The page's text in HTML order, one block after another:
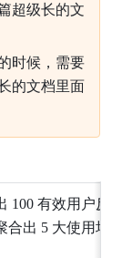
超级长的文
时候，需要
的文档里面
100 有效用户反
合出 5 大使用场